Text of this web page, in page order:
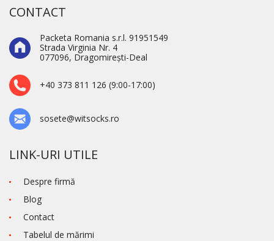
CONTACT
Packeta Romania s.r.l. 91951549
Strada Virginia Nr. 4
077096, Dragomirești-Deal
+40 373 811 126 (9:00-17:00)
sosete@witsocks.ro
LINK-URI UTILE
Despre firmă
Blog
Contact
Tabelul de mărimi